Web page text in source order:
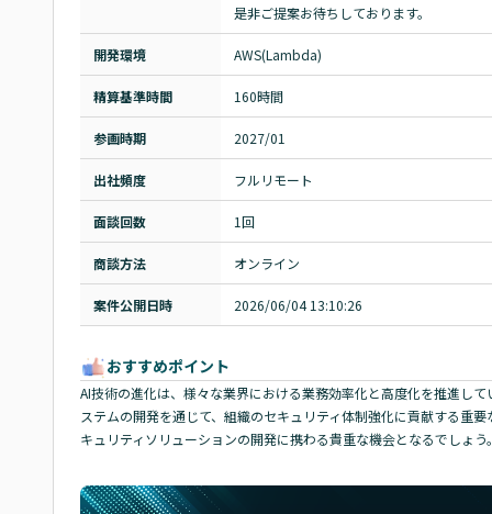
是非ご提案お待ちしております。
開発環境 AWS(Lambda)
精算基準時間 160時間
参画時期 2027/01
出社頻度 フルリモート
面談回数 1回
商談方法 オンライン
案件公開日時 2026/06/04 13:10:26
おすすめポイント
AI技術の進化は、様々な業界における業務効率化と高度化を推進し
ステムの開発を通じて、組織のセキュリティ体制強化に貢献する重
キュリティソリューションの開発に携わる貴重な機会となるでしょう